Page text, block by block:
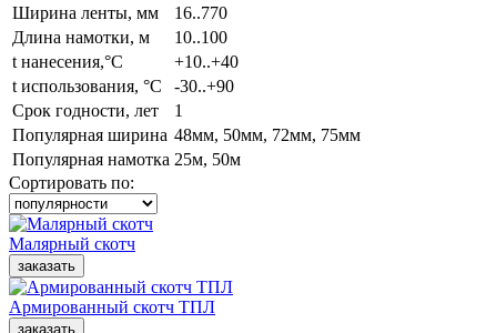
Ширина ленты, мм
16..770
Длина намотки, м
10..100
t нанесения,°C
+10..+40
t использования, °C
-30..+90
Срок годности, лет
1
Популярная ширина 48мм, 50мм, 72мм, 75мм
Популярная намотка 25м, 50м
Сортировать по:
Малярный скотч
Армированный скотч ТПЛ